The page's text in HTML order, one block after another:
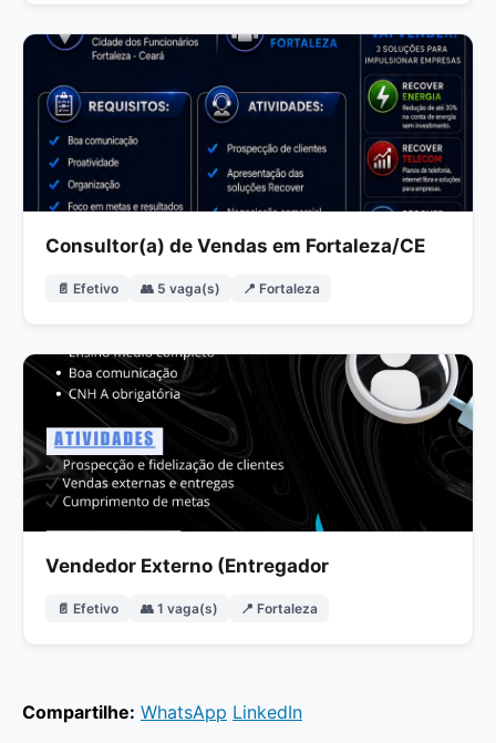
Consultor(a) de Vendas em Fortaleza/CE
📄 Efetivo 👥 5 vaga(s) 📍 Fortaleza
Vendedor Externo (Entregador
📄 Efetivo 👥 1 vaga(s) 📍 Fortaleza
Compartilhe: WhatsApp LinkedIn